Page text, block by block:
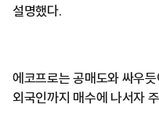
설명했다.
에코프로는 공매도와 싸우
외국인까지 매수에 나서자